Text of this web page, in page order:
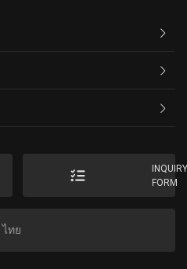
FORM
ไทย